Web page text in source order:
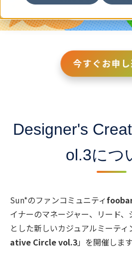
今すぐお申
Designer's
ol.3につ
Sun*のファンコミュニティ
イナーのマネージャー、リード
とした新しいカジュアルミーティ
ative Circle vol.3」を開催しま